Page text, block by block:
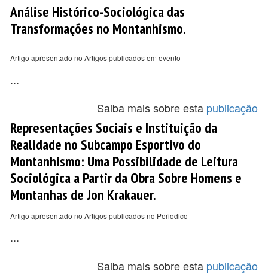
Análise Histórico-Sociológica das
Transformações no Montanhismo.
Artigo apresentado no Artigos publicados em evento
...
Saiba mais sobre esta publicação
Representações Sociais e Instituição da
Realidade no Subcampo Esportivo do
Montanhismo: Uma Possibilidade de Leitura
Sociológica a Partir da Obra Sobre Homens e
Montanhas de Jon Krakauer.
Artigo apresentado no Artigos publicados no Periodico
...
Saiba mais sobre esta publicação